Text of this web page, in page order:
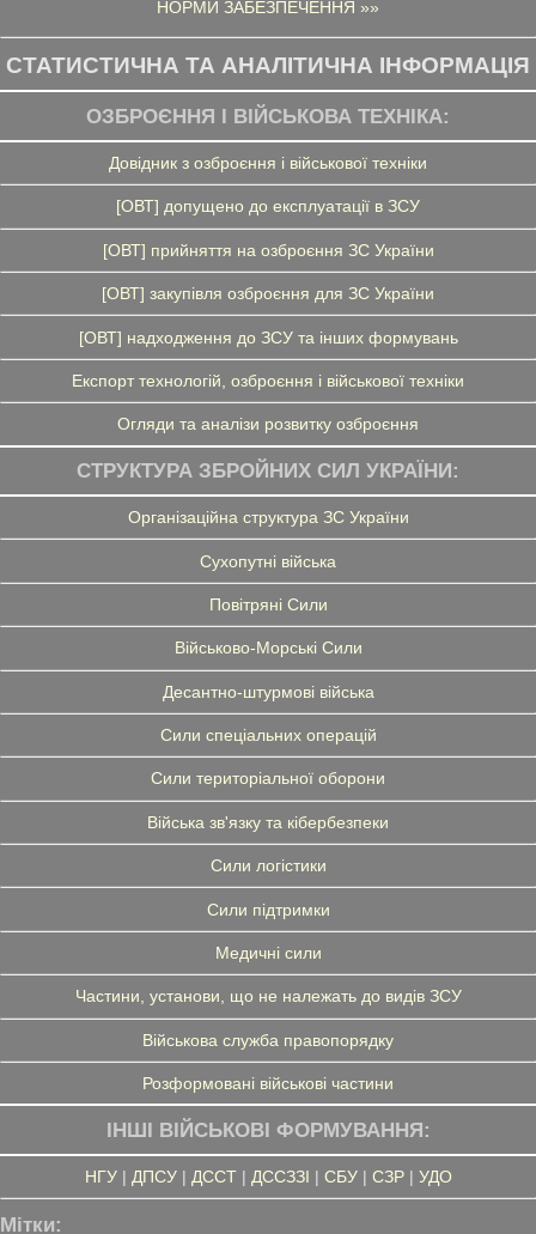
НОРМИ ЗАБЕЗПЕЧЕННЯ »»
СТАТИСТИЧНА ТА АНАЛІТИЧНА ІНФОРМАЦІЯ
ОЗБРОЄННЯ І ВІЙСЬКОВА ТЕХНІКА:
Довідник з озброєння і військової техніки
[ОВТ] допущено до експлуатації в ЗСУ
[ОВТ] прийняття на озброєння ЗС України
[ОВТ] закупівля озброєння для ЗС України
[ОВТ] надходження до ЗСУ та інших формувань
Експорт технологій, озброєння і військової техніки
Огляди та аналізи розвитку озброєння
СТРУКТУРА ЗБРОЙНИХ СИЛ УКРАЇНИ:
Організаційна структура ЗС України
Сухопутні війська
Повітряні Сили
Військово-Морські Сили
Десантно-штурмові війська
Сили спеціальних операцій
Сили територіальної оборони
Війська зв'язку та кібербезпеки
Сили логістики
Сили підтримки
Медичні сили
Частини, установи, що не належать до видів ЗСУ
Військова служба правопорядку
Розформовані військові частини
ІНШІ ВІЙСЬКОВІ ФОРМУВАННЯ:
НГУ| ДПСУ| ДССТ| ДССЗЗІ | СБУ| СЗР| УДО
Мітки: